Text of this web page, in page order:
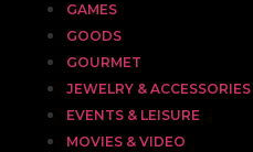
GAMES
GOODS
GOURMET
JEWELRY & ACCESSORIES
EVENTS & LEISURE
MOVIES & VIDEO